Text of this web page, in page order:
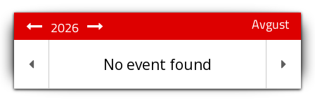
Avgust
2026
No event found